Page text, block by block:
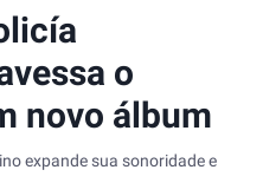
o
novo álbum
expande sua sonoridade e